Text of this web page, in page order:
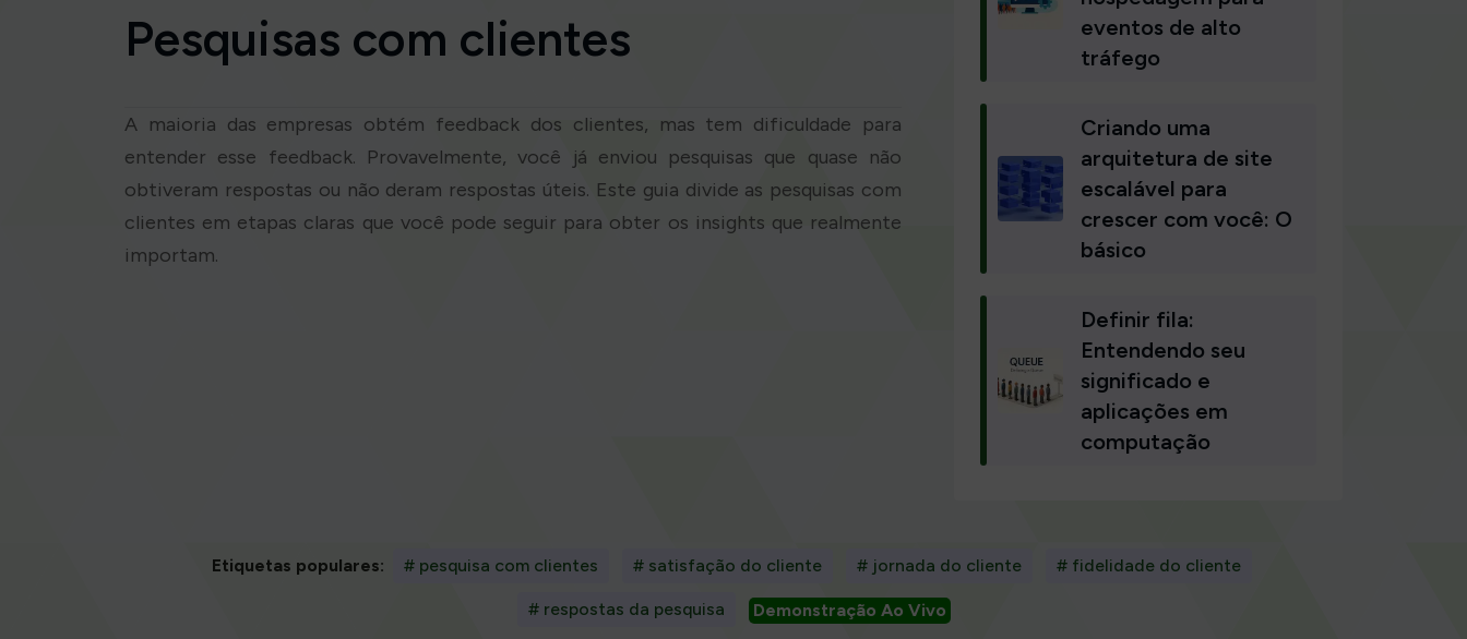
Pesquisas com clientes
A maioria das empresas obtém feedback dos clientes, mas tem dificuldade para
entender esse feedback. Provavelmente, você já enviou pesquisas que quase não
obtiveram respostas ou não deram respostas úteis. Este guia divide as pesquisas com
clientes em etapas claras que você pode seguir para obter os insights que realmente
importam.
eventos de alto
tráfego
Criando uma
arquitetura de site
escalável para
crescer com você: O
básico
Definir fila:
Entendendo seu
significado e
aplicações em
computação
Etiquetas populares: # pesquisa com clientes # satisfação do cliente # jornada do cliente # fidelidade do cliente
# respostas da pesquisa Demonstração Ao Vivo